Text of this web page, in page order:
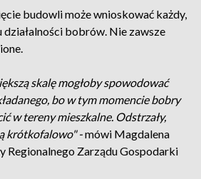
budowli może wnioskować każdy,
działalności bobrów. Nie zawsze
skalę mogłoby spowodować
bo w tym momencie bobry
w tereny mieszkalne. Odstrzały,
krótkofalowo" -mówi Magdalena
Regionalnego Zarządu Gospodarki